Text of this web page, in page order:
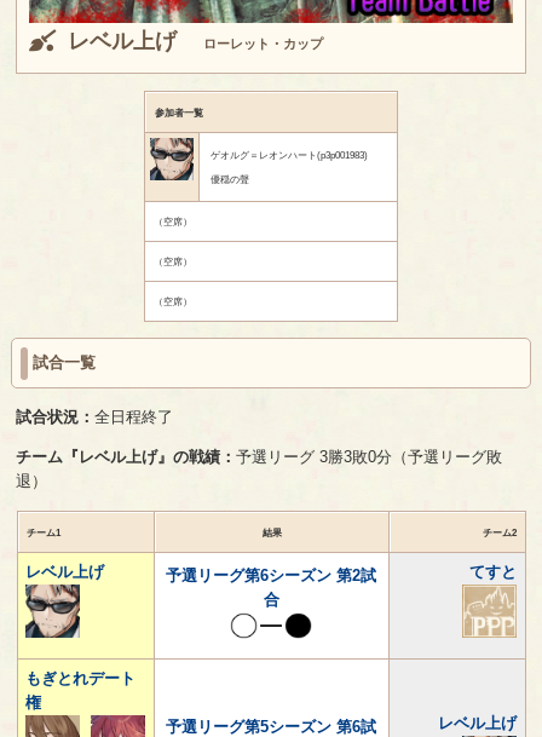
レベル上げ ローレット・カップ
参加者一覧
ゲオルグ＝レオンハート(p3p001983)
優穏の聲
（空席）
（空席）
（空席）
試合一覧
試合状況：全日程終了
チーム『レベル上げ』の戦績：予選リーグ 3勝3敗0分（予選リーグ敗
退）
チーム1 結果 チーム2
レベル上げ
予選リーグ第6シーズン 第2試
合
てすと
もぎとれデート
権
予選リーグ第5シーズン 第6試
レベル上げ